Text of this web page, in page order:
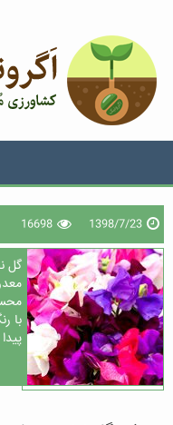
1398/7/23
16698
گل
با